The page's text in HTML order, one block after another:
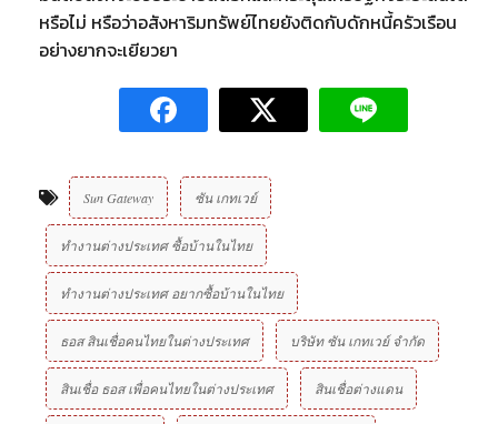
หรือไม่ หรือว่าอสังหาริมทรัพย์ไทยยังติดกับดักหนี้ครัวเรือน
อย่างยากจะเยียวยา
Sun Gateway ซัน เกทเวย์
ทำงานต่างประเทศ ซื้อบ้านในไทย
ทำงานต่างประเทศ อยากซื้อบ้านในไทย
ธอส สินเชื่อคนไทยในต่างประเทศ บริษัท ซัน เกทเวย์ จํากัด
สินเชื่อ ธอส เพื่อคนไทยในต่างประเทศ สินเชื่อต่างแดน